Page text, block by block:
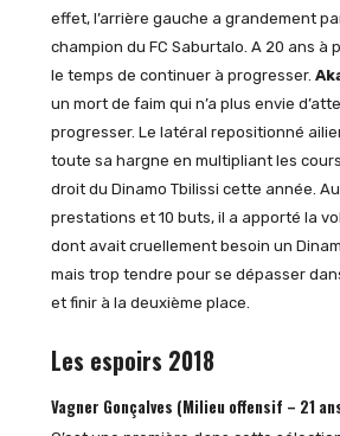
effet, l’arrière gauche a grandement
champion du FC Saburtalo. A 20 ans à
le temps de continuer à progresser.
un mort de faim qui n’a plus envie
progresser. Le latéral repositionné
toute sa hargne en multipliant les
droit du Dinamo Tbilissi cette année.
prestations et 10 buts, il a apporté la
dont avait cruellement besoin un
mais trop tendre pour se dépasser
et finir à la deuxième place.
Les espoirs 2018
Vagner Gonçalves (Milieu offensif – 21